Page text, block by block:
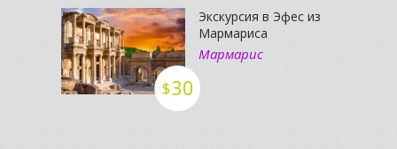
$30
Экскурсия в Эфес из
Мармариса
Мармарис